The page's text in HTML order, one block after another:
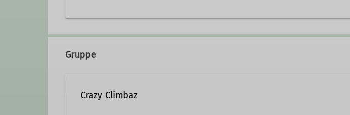
Jugendleiter*in
Gruppe
Crazy Climbaz